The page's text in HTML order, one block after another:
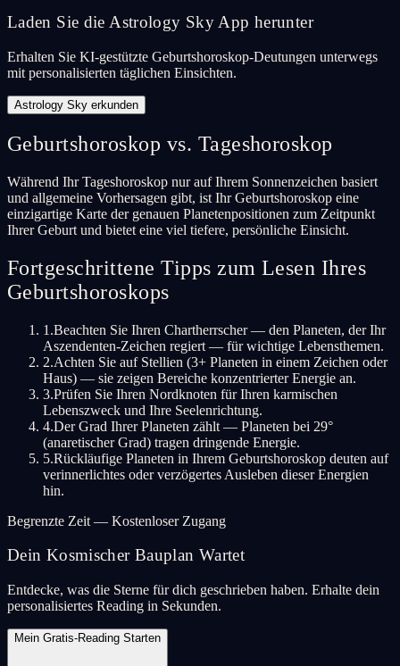
Laden Sie die Astrology Sky App herunter
Erhalten Sie KI-gestützte Geburtshoroskop-Deutungen unterwegs
mit personalisierten täglichen Einsichten.
Astrology Sky erkunden
Geburtshoroskop vs. Tageshoroskop
Während Ihr Tageshoroskop nur auf Ihrem Sonnenzeichen basiert
und allgemeine Vorhersagen gibt, ist Ihr Geburtshoroskop eine
einzigartige Karte der genauen Planetenpositionen zum Zeitpunkt
Ihrer Geburt und bietet eine viel tiefere, persönliche Einsicht.
Fortgeschrittene Tipps zum Lesen Ihres
Geburtshoroskops
1 .Beachten Sie Ihren Chartherrscher — den Planeten, der Ihr
Aszendenten-Zeichen regiert — für wichtige Lebensthemen.
2.Achten Sie auf Stellien (3+ Planeten in einem Zeichen oder
Haus) — sie zeigen Bereiche konzentrierter Energie an.
3.Prüfen Sie Ihren Nordknoten für Ihren karmischen
Lebenszweck und Ihre Seelenrichtung.
4.Der Grad Ihrer Planeten zählt — Planeten bei 29°
(anaretischer Grad) tragen dringende Energie.
5.Rückläufige Planeten in Ihrem Geburtshoroskop deuten auf
verinnerlichtes oder verzögertes Ausleben dieser Energien
hin.
Begrenzte Zeit — Kostenloser Zugang
Dein Kosmischer Bauplan Wartet
Entdecke, was die Sterne für dich geschrieben haben. Erhalte dein
personalisiertes Reading in Sekunden.
Mein Gratis-Reading Starten